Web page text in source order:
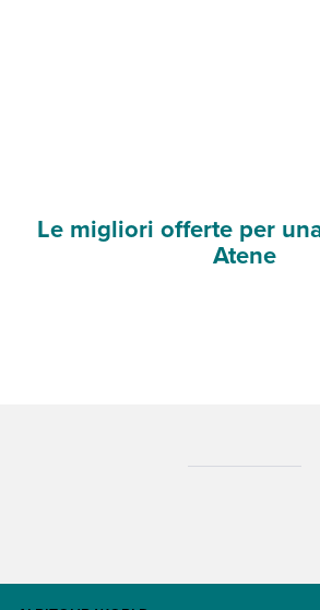
Le migliori offerte per
Atene